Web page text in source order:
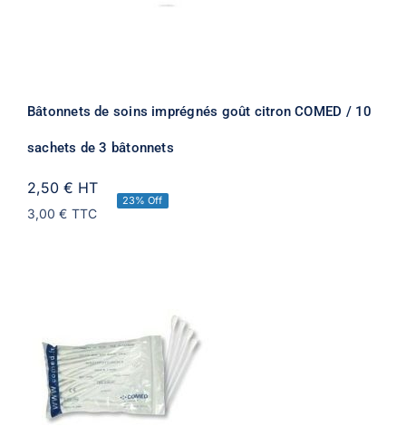
Bâtonnets de soins imprégnés goût citron COMED / 10
sachets de 3 bâtonnets
2,50 € HT
3,00 € TTC
23% Off